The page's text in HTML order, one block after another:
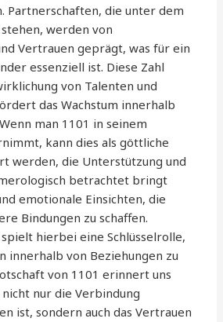
Partnerschaften, die unter dem
werden von
Vertrauen geprägt, was für ein
essenziell ist. Diese Zahl
von Talenten und
das Wachstum innerhalb
man 1101 in seinem
kann dies als göttliche
werden, die Unterstützung und
betrachtet bringt
emotionale Einsichten, die
Bindungen zu schaffen.
hierbei eine Schlüsselrolle,
innerhalb von Beziehungen zu
von 1101 erinnert uns
nur die Verbindung
ist, sondern auch das Vertrauen